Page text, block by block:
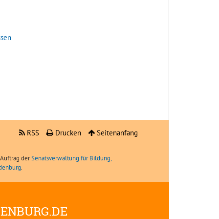
RSS Drucken Seitenanfang
derSenatsverwaltung für Bildung,
.